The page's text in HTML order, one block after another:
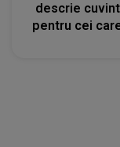
descrie
pentru cei